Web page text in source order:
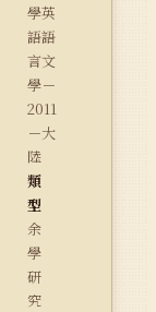
學英
語語
言文
學－
2011
－大
陸
類
型
余
學
研
究